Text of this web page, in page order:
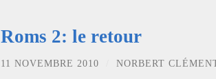
Roms 2: le retour
11 NOVEMBRE 2010 NORBERT